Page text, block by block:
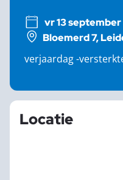
vr 13 september
Bloemerd 7,
verjaardag -
Locatie